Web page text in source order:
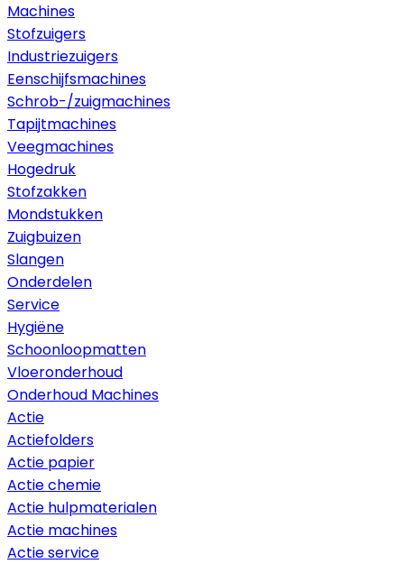
Machines
Stofzuigers
Industriezuigers
Eenschijfsmachines
Schrob-/zuigmachines
Tapijtmachines
Veegmachines
Hogedruk
Stofzakken
Mondstukken
Zuigbuizen
Slangen
Onderdelen
Service
Hygiëne
Schoonloopmatten
Vloeronderhoud
Onderhoud Machines
Actie
Actiefolders
Actie papier
Actie chemie
Actie hulpmaterialen
Actie machines
Actie service